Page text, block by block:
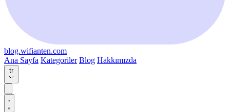
blog.wifianten.com
Ana Sayfa Kategoriler Blog Hakkımızda
tr